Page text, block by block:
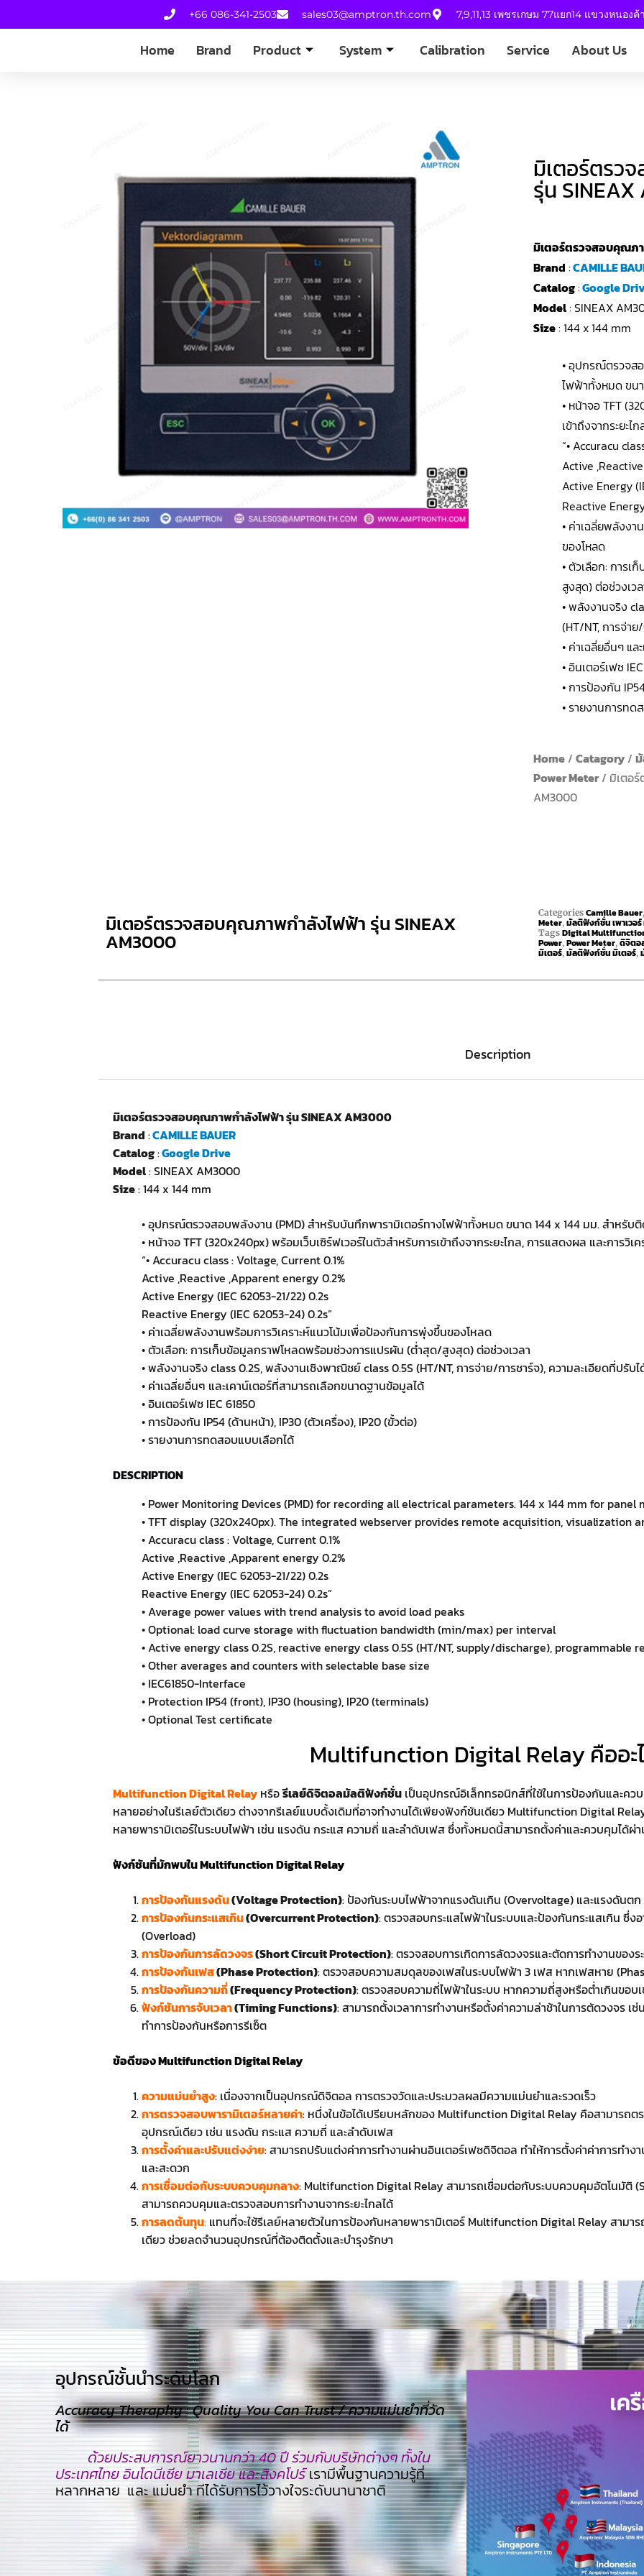
+66 086-341-2503 sales03@amptron.th.com 7,9,11,13 เพชรเกษม 77แยก14 แขวงหนอ
Home Brand Product System Calibration Service About Us
มิเตอร์ตรว
รุ่น
มิเตอร์ตรวจสอบคุณภ
Brand :CAMILLE
Catalog:Google
Model: SINEAX
Size: 144 x 144 mm
• อุปกรณ์ตรวจส
ไฟฟ้าทั้งหมด ขน
• หน้าจอ TFT
เข้าถึงจากระยะไ
“• Accuracu
Active
Active Energy
Reactive
• ค่าเฉลี่ยพลังง
ของโหลด
• ตัวเลือก: การ
สูงสุด) ต่อช่วงเว
• พลังงานจริง
(HT/NT, การจ่า
• ค่าเฉลี่ยอื่นๆ แ
• อินเตอร์เฟซ
• การป้องกัน
• รายงานการทด
Home / Catagory /
Power Meter/ มิเตอร์
AM3000
มิเตอร์ตรวจสอบคุณภาพกำลังไฟฟ้า รุ่น SINEAX
AM3000
Categories Camille Bauer
Meter,มัลติฟังก์ชั่น เพาเวอร์
Tags Digital
Power,Power Meter,ดิจิตอ
มิเตอร์,มัลติฟังก์ชั่น มิเตอร์,
Description
มิเตอร์ตรวจสอบคุณภาพกำลังไฟฟ้า รุ่น SINEAX AM3000
Brand :CAMILLE BAUER
Catalog:Google Drive
Model: SINEAX AM3000
Size: 144 x 144 mm
• อุปกรณ์ตรวจสอบพลังงาน (PMD) สำหรับบันทึกพารามิเตอร์ทางไฟฟ้าทั้งหมด ขนาด 144 x 144 มม. สำหรับ
• หน้าจอ TFT (320x240px) พร้อมเว็บเซิร์ฟเวอร์ในตัวสำหรับการเข้าถึงจากระยะไกล, การแสดงผล และการวิเ
“• Accuracu class : Voltage, Current 0.1%
Active ,Reactive ,Apparent energy 0.2%
Active Energy (IEC 62053-21/22) 0.2s
Reactive Energy (IEC 62053-24) 0.2s”
• ค่าเฉลี่ยพลังงานพร้อมการวิเคราะห์แนวโน้มเพื่อป้องกันการพุ่งขึ้นของโหลด
• ตัวเลือก: การเก็บข้อมูลกราฟโหลดพร้อมช่วงการแปรผัน (ต่ำสุด/สูงสุด) ต่อช่วงเวลา
• พลังงานจริง class 0.2S, พลังงานเชิงพาณิชย์ class 0.5S (HT/NT, การจ่าย/การชาร์จ), ความละเอียดที่ปรับไ
• ค่าเฉลี่ยอื่นๆ และเคาน์เตอร์ที่สามารถเลือกขนาดฐานข้อมูลได้
• อินเตอร์เฟซ IEC 61850
• การป้องกัน IP54 (ด้านหน้า), IP30 (ตัวเครื่อง), IP20 (ขั้วต่อ)
• รายงานการทดสอบแบบเลือกได้
DESCRIPTION
• Power Monitoring Devices (PMD) for recording all electrical parameters. 144 x 144 mm for panel
• TFT display (320x240px). The integrated webserver provides remote acquisition, visualization
• Accuracu class : Voltage, Current 0.1%
Active ,Reactive ,Apparent energy 0.2%
Active Energy (IEC 62053-21/22) 0.2s
Reactive Energy (IEC 62053-24) 0.2s”
• Average power values with trend analysis to avoid load peaks
• Optional: load curve storage with fluctuation bandwidth (min/max) per interval
• Active energy class 0.2S, reactive energy class 0.5S (HT/NT, supply/discharge), programmable
• Other averages and counters with selectable base size
• IEC61850-Interface
• Protection IP54 (front), IP30 (housing), IP20 (terminals)
• Optional Test certificate
Multifunction Digital Relay คืออะ
Multifunction Digital Relay หรือรีเลย์ดิจิตอลมัลติฟังก์ชั่น เป็นอุปกรณ์อิเล็กทรอนิกส์ที่ใช้ในการป้องกันและคว
หลายอย่างในรีเลย์ตัวเดียว ต่างจากรีเลย์แบบดั้งเดิมที่อาจทำงานได้เพียงฟังก์ชันเดียว Multifunction Digital
หลายพารามิเตอร์ในระบบไฟฟ้า เช่น แรงดัน กระแส ความถี่ และลำดับเฟส ซึ่งทั้งหมดนี้สามารถตั้งค่าและควบคุมได้ผ่
ฟังก์ชันที่มักพบใน Multifunction Digital Relay
การป้องกันแรงดัน(Voltage Protection): ป้องกันระบบไฟฟ้าจากแรงดันเกิน (Overvoltage) และแรงดัน
การป้องกันกระแสเกิน(Overcurrent Protection): ตรวจสอบกระแสไฟฟ้าในระบบและป้องกันกระแสเกิน ซึ่
(Overload)
การป้องกันการลัดวงจร(Short Circuit Protection): ตรวจสอบการเกิดการลัดวงจรและตัดการทำงานขอ
การป้องกันเฟส(Phase Protection): ตรวจสอบความสมดุลของเฟสในระบบไฟฟ้า 3 เฟส หากเฟสหาย
การป้องกันความถี่(Frequency Protection): ตรวจสอบความถี่ไฟฟ้าในระบบ หากความถี่สูงหรือต่ำเกินขอบ
ฟังก์ชันการจับเวลา(Timing Functions): สามารถตั้งเวลาการทำงานหรือตั้งค่าความล่าช้าในการตัดวงจร เ
ทำการป้องกันหรือการรีเซ็ต
ข้อดีของ Multifunction Digital Relay
ความแม่นยำสูง: เนื่องจากเป็นอุปกรณ์ดิจิตอล การตรวจวัดและประมวลผลมีความแม่นยำและรวดเร็ว
การตรวจสอบพารามิเตอร์หลายค่า: หนึ่งในข้อได้เปรียบหลักของ Multifunction Digital Relay คือสามารถต
อุปกรณ์เดียว เช่น แรงดัน กระแส ความถี่ และลำดับเฟส
การตั้งค่าและปรับแต่งง่าย: สามารถปรับแต่งค่าการทำงานผ่านอินเตอร์เฟซดิจิตอล ทำให้การตั้งค่าค่าการทำง
และสะดวก
การเชื่อมต่อกับระบบควบคุมกลาง: Multifunction Digital Relay สามารถเชื่อมต่อกับระบบควบคุมอัตโนมัติ
สามารถควบคุมและตรวจสอบการทำงานจากระยะไกลได้
การลดต้นทุน: แทนที่จะใช้รีเลย์หลายตัวในการป้องกันหลายพารามิเตอร์ Multifunction Digital Relay สาม
เดียว ช่วยลดจำนวนอุปกรณ์ที่ต้องติดตั้งและบำรุงรักษา
อุปกรณ์ชั้นนำระดับโลก​
Accuracy Theraphy : Quality You Can Trust / ความแม่นยำที่วัด
ได้
ด้วยประสบการณ์ยาวนานกว่า 40 ปี ร่วมกับบริษัทต่างๆ ทั้งใน
ประเทศไทย อินโดนีเซีย มาเลเซีย และสิงคโปร์เรามีพื้นฐานความรู้ที่
หลากหลาย และ แม่นยำ ทีไ่ด้รับการไว้วางใจระดับนานาชาติ